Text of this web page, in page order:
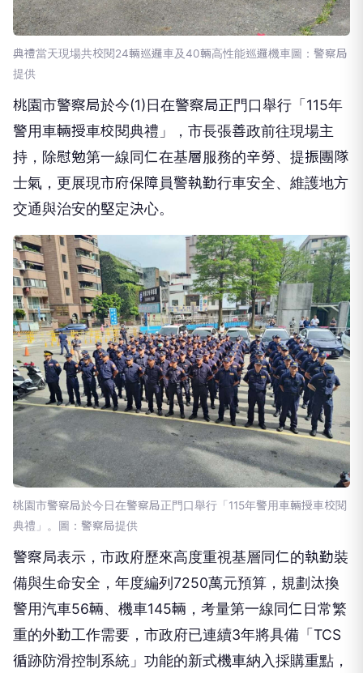
​典禮當天現場共校閱24輛巡邏車及40輛高性能巡邏機車圖：警察局
提供
桃園市警察局於今(1)日在警察局正門口舉行「115年
警用車輛授車校閱典禮」，市長張善政前往現場主
持，除慰勉第一線同仁在基層服務的辛勞、提振團隊
士氣，更展現市府保障員警執勤行車安全、維護地方
交通與治安的堅定決心。
桃園市警察局於今日在警察局正門口舉行「115年警用車輛授車校閱
典禮」。圖：警察局提供
​警察局表示，市政府歷來高度重視基層同仁的執勤裝
備與生命安全，年度編列7250萬元預算，規劃汰換
警用汽車56輛、機車145輛，考量第一線同仁日常繁
重的外勤工作需要，市政府已連續3年將具備「TCS
循跡防滑控制系統」功能的新式機車納入採購重點，